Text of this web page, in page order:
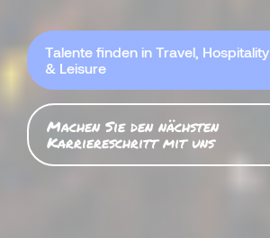
Talente finden in Travel, Hospitality
& Leisure
Machen Sie den nächsten
Karriereschritt mit uns